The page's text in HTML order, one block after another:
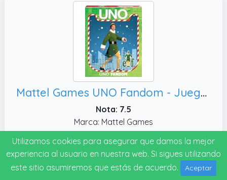
Mattel Games UNO Fandom - Juego de cartas de elfo para niños, la baraja incluye lámina coleccionable con imágenes de la película
Nota: 7.5
Marca: Mattel Games
Ver precio
Utilizamos cookies para asegurar que damos la mejor
experiencia al usuario en nuestra web. Si sigues utilizando
este sitio asumiremos que estás de acuerdo.
Aceptar